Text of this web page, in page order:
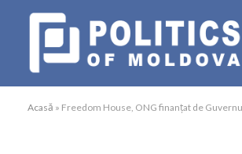
Acasă » Freedom House, ONG finanțat de